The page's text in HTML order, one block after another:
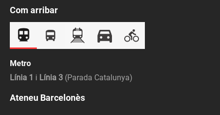
Com arribar
Metro
Línia 1 i Línia 3 (Parada Catalunya)
Ateneu Barcelonès